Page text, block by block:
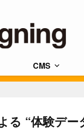
CMS
る “体験デー